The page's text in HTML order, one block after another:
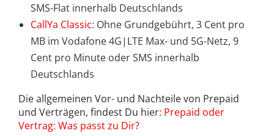
SMS-Flat innerhalb Deutschlands
CallYa Classic: Ohne Grundgebührt, 3 Cent pro
MB im Vodafone 4G|LTE Max- und 5G-Netz, 9
Cent pro Minute oder SMS innerhalb
Deutschlands
Die allgemeinen Vor- und Nachteile von Prepaid
und Verträgen, findest Du hier: Prepaid oder
Vertrag: Was passt zu Dir?